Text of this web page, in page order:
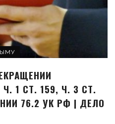
1 СТ. 159, Ч. 3 СТ.
76.2 УК РФ | ДЕЛО